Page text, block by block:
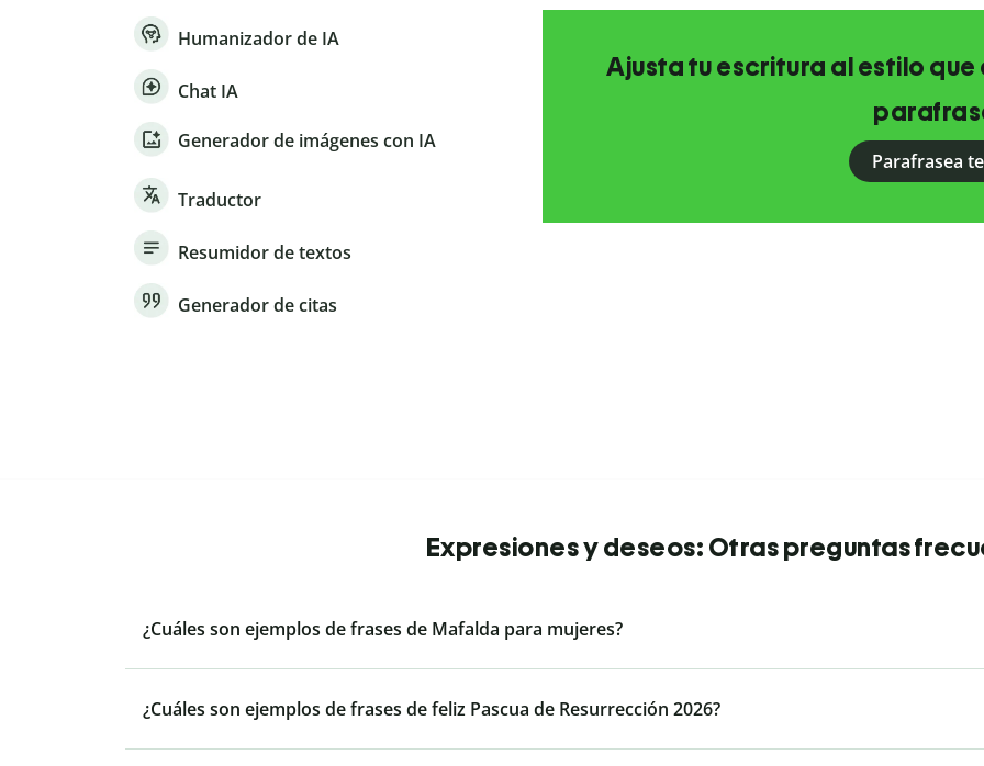
Humanizador de IA
Chat IA
Generador de imágenes con IA
Traductor
Resumidor de textos
Generador de citas
Ajusta tu escritura al estilo
Parafrasea
Expresiones y deseos: Otras preguntas
¿Cuáles son ejemplos de frases de Mafalda para mujeres?
¿Cuáles son ejemplos de frases de feliz Pascua de Resurrección 2026?